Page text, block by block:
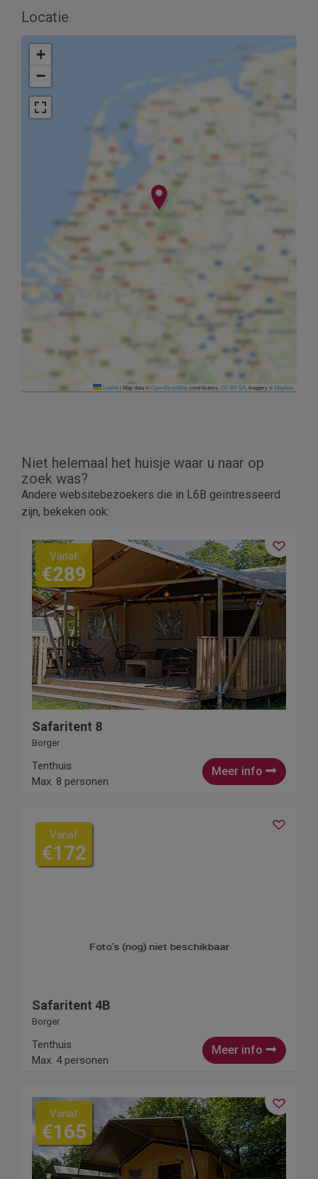
Locatie
+
−
Leaflet|Map data ©OpenStreetMapcontributors,CC-BY-SA, Imagery ©Mapbox
Niet helemaal het huisje waar u naar op
zoek was?
Andere websitebezoekers die in L6B geïntresseerd
zijn, bekeken ook:
Vanaf
€289
Safaritent 8
Borger
Meer info
Tenthuis
Max. 8 personen
Vanaf
€172
Safaritent 4B
Borger
Meer info
Tenthuis
Max. 4 personen
Vanaf
€165